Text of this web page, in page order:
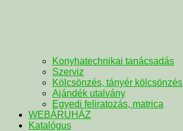
Konyhatechnikai tanácsadás
Szerviz
Kölcsönzés, tányér kölcsönzés
Ajándék utalvány
Egyedi feliratozás, matrica
WEBÁRUHÁZ
Katalógus